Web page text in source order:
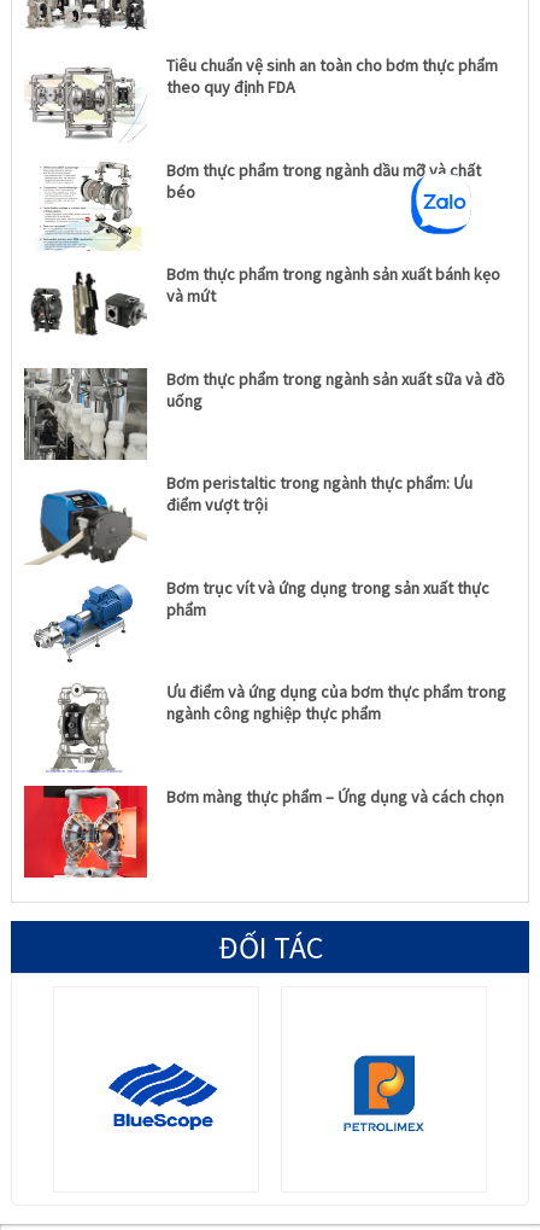
Tiêu chuẩn vệ sinh an toàn cho bơm thực phẩm
theo quy định FDA
Bơm thực phẩm trong ngành dầu mỡ và chất
béo
Bơm thực phẩm trong ngành sản xuất bánh kẹo
và mứt
Bơm thực phẩm trong ngành sản xuất sữa và đồ
uống
Bơm peristaltic trong ngành thực phẩm: Ưu
điểm vượt trội
Bơm trục vít và ứng dụng trong sản xuất thực
phẩm
Ưu điểm và ứng dụng của bơm thực phẩm trong
ngành công nghiệp thực phẩm
Bơm màng thực phẩm – Ứng dụng và cách chọn
ĐỐI TÁC